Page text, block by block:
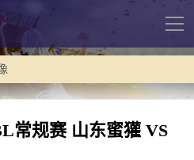
导
常规赛 山东蜜獾 VS